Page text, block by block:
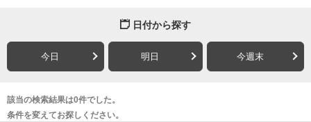
日付から探す
今日 明日 今週末
該当の検索結果は0件でした。
条件を変えてお探しください。